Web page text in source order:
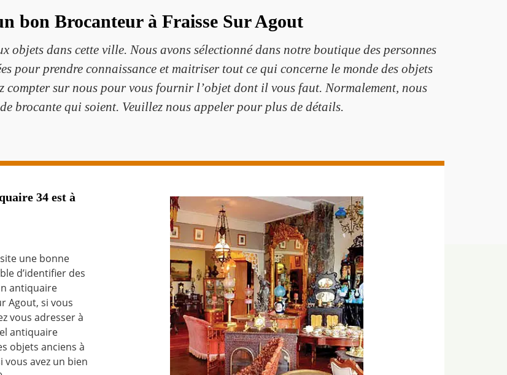
bon Brocanteur à Fraisse Sur Agout
objets dans cette ville. Nous avons sélectionné dans notre boutique des personnes
pour prendre connaissance et maitriser tout ce qui concerne le monde des objets
compter sur nous pour vous fournir l’objet dont il vous faut. Normalement, nous
brocante qui soient. Veuillez nous appeler pour plus de détails.
34 est à
une bonne
d’identifier des
antiquaire
Agout, si vous
vous adresser à
antiquaire
objets anciens à
vous avez un bien